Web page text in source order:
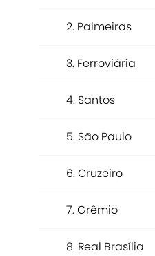
2. Palmeiras
3. Ferroviária
4. Santos
5. São Paulo
6. Cruzeiro
7. Grêmio
8. Real Brasília